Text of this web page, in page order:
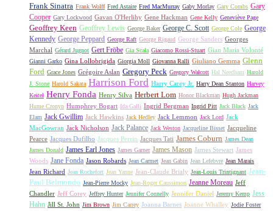
Frank Sinatra Frank Wolff Fred Astaire Fred MacMurray Gaby Morlay Gary Combs Gary
Cooper Gary Lockwood Gavan O'Herlihy Gene Hackman Gene Kelly Geneviève Page
Geoffrey Keen Geoffrey Lewis George Baker George C. Scott George Cole George
Kennedy George Peppard George Raft George Rigaud George Sanders Georges
Marchal Gérard Jugnot Gert Fröbe Gia Scala Giacomo Rossi-Stuart Gian Maria Volonté
Gianni Garko Gina Lollobrigida Giorgia Moll Giovanna Ralli Giuliano Gemma Glenn
Ford Grace Jones Grégoire Aslan Gregory Peck Gregory Walcott Hal Needham Harold
J. Stone Harold Sakata Harrison Ford Harry Carey Jr. Harry Dean Stanton Harvey
Keitel Henry Fonda Henry Silva Herbert Lom Honor Blackman Hugh Jackman
Hume Cronyn Humphrey Bogart Ida Galli Ingrid Bergman Ingrid Pitt Jack Black Jack
Elam Jack Gwillim Jack Hawkins Jack Hedley Jack Lemmon Jack Lord Jack
MacGowran Jack Nicholson Jack Palance Jack Weston Jacqueline Bisset Jacqueline
Pearce Jacques Dufilho Jacques Perrin Jacques Tati James Coburn James Dean
James Donald James Earl Jones James Garner James Mason James Stewart James
Woods Jane Fonda Jason Robards Jean Carmet Jean Gabin Jean Lefebvre Jean Marais
Jean Richard Jean Rochefort Jean Yanne Jean-Claude Brialy Jean-Louis Trintignant Jean-
Paul Belmondo Jean-Pierre Mocky Jean-Roger Caussimon Jeanne Moreau Jeff
Chandler Jeff Corey Jeffrey Hunter Jennifer Connelly Jennifer Daniel Jeremy Kemp Jess
Hahn Jill St. John Jim Brown Jim Carrey Joanna Barnes Joanne Whalley Jodie Foster